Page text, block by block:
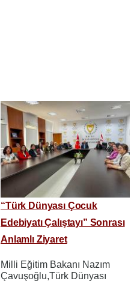
“Türk Dünyası Çocuk
Edebiyatı Çalıştayı” Sonrası
Anlamlı Ziyaret
Milli Eğitim Bakanı Nazım
Çavuşoğlu,Türk Dünyası